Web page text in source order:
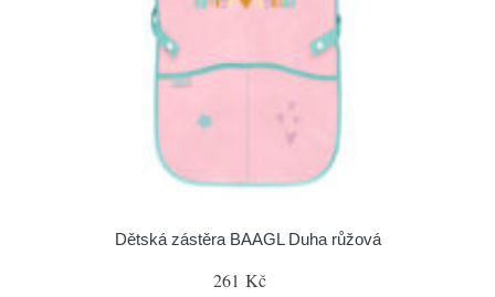
Dětská zástěra BAAGL Duha růžová
261 Kč